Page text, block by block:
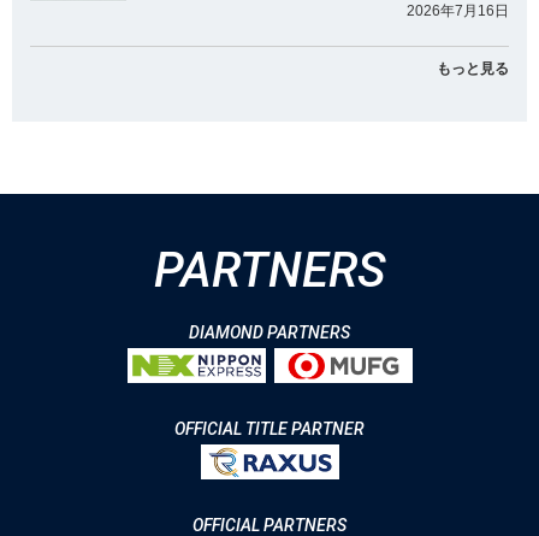
2026年7月16日
もっと見る
PARTNERS
DIAMOND PARTNERS
OFFICIAL TITLE PARTNER
OFFICIAL PARTNERS